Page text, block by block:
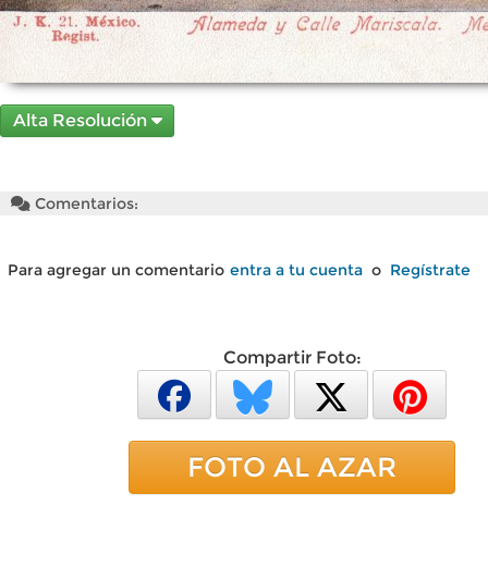
Alta Resolución
Comentarios:
Para agregar un comentario entra a tu cuenta o Regístrate
Compartir Foto:
FOTO AL AZAR